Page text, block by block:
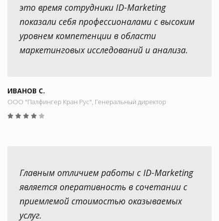
это время сотрудники ID-Marketing
показали себя профессионалами с высоким
уровнем компетенции в области
маркетинговых исследований и анализа.
ИВАНОВ С.
ООО "Палфингер Кран Рус", Генеральный директор
Главным отличием работы с ID-Marketing
является оперативность в сочетании с
приемлемой стоимостью оказываемых
услуг.